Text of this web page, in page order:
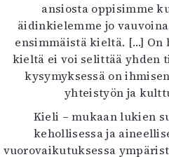
ansiosta oppisimme
äidinkielemme jo
ensimmäistä kieltä. […] On
kieltä ei voi selittää yhden
kysymyksessä on
yhteistyön ja
Kieli – mukaan lukien
kehollisessa ja
vuorovaikutuksessa